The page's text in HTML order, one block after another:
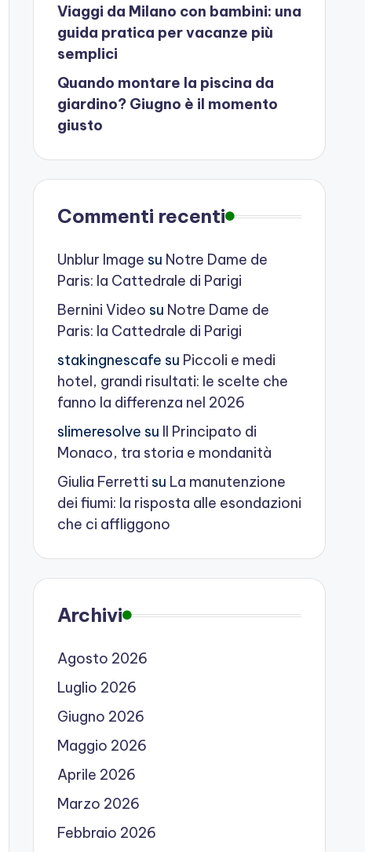
Viaggi da Milano con bambini: una
guida pratica per vacanze più
semplici
Quando montare la piscina da
giardino? Giugno è il momento
giusto
Commenti recenti
Unblur Image su Notre Dame de
Paris: la Cattedrale di Parigi
Bernini Video su Notre Dame de
Paris: la Cattedrale di Parigi
stakingnescafe su Piccoli e medi
hotel, grandi risultati: le scelte che
fanno la differenza nel 2026
slimeresolve su Il Principato di
Monaco, tra storia e mondanità
Giulia Ferretti su La manutenzione
dei fiumi: la risposta alle esondazioni
che ci affliggono
Archivi
Agosto 2026
Luglio 2026
Giugno 2026
Maggio 2026
Aprile 2026
Marzo 2026
Febbraio 2026